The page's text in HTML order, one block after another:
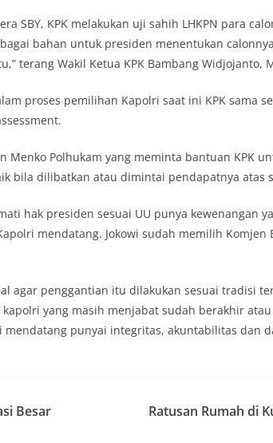
SBY, KPK melakukan uji sahih LHKPN para
bahan untuk presiden menentukan
terang Wakil Ketua KPK Bambang Widjojanto,
proses pemilihan Kapolri saat ini KPK sama
Menko Polhukam yang meminta bantuan KPK
bila dilibatkan atau dimintai pendapatnya atas
hak presiden sesuai UU punya kewenangan
mendatang. Jokowi sudah memilih Komjen
agar penggantian itu dilakukan sesuai tradisi
yang masih menjabat sudah berakhir
punyai integritas, akuntabilitas dan
Besar
Ratusan Rumah di